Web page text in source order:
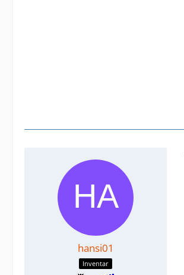
hansi01
Inventar